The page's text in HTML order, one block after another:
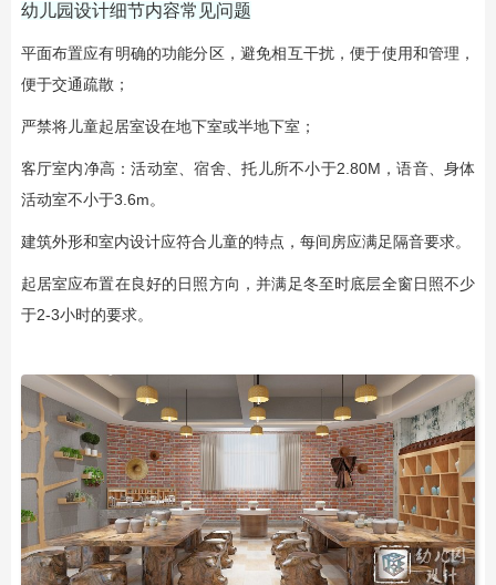
幼儿园设计细节内容常见问题
平面布置应有明确的功能分区，避免相互干扰，便于使用和管理，
便于交通疏散；
严禁将儿童起居室设在地下室或半地下室；
客厅室内净高：活动室、宿舍、托儿所不小于2.80M，语音、身体
活动室不小于3.6m。
建筑外形和室内设计应符合儿童的特点，每间房应满足隔音要求。
起居室应布置在良好的日照方向，并满足冬至时底层全窗日照不少
于2-3小时的要求。